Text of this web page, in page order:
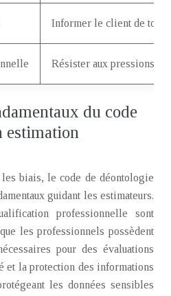
Informer le client de tout
Résister aux pressions
du code
estimation
biais, le code de déontologie
guidant les estimateurs.
professionnelle sont
les professionnels possèdent
pour des évaluations
et la protection des informations
les données sensibles